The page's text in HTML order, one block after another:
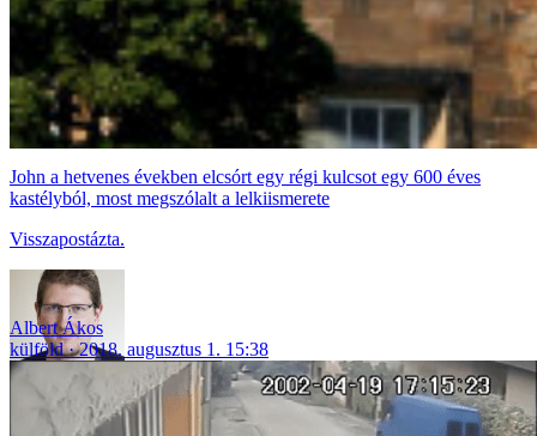
John a hetvenes években elcsórt egy régi kulcsot egy 600 éves
kastélyból, most megszólalt a lelkiismerete
Visszapostázta.
Albert Ákos
külföld
2018. augusztus 1. 15:38